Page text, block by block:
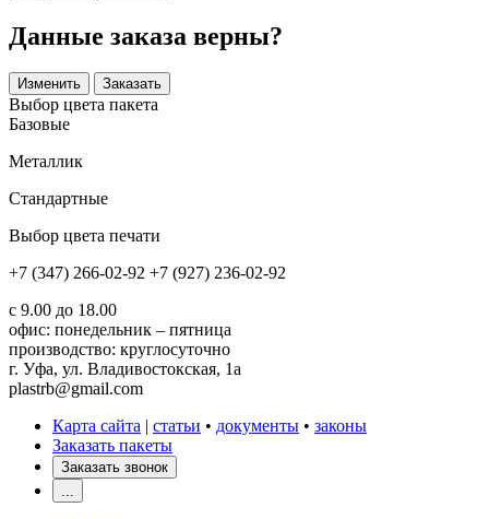
Данные заказа верны?
Изменить Заказать
Выбор цвета пакета
Базовые
Металлик
Стандартные
Выбор цвета печати
+7 (347) 266-02-92 +7 (927) 236-02-92
с 9.00 до 18.00
офис: понедельник – пятница
производство: круглосуточно
г. Уфа, ул. Владивостокская, 1а
plastrb@gmail.com
Карта сайта | статьи • документы • законы
Заказать пакеты
Заказать звонок
...